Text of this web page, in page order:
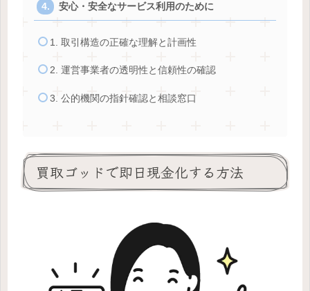
安心・安全なサービス利用のために
1. 取引構造の正確な理解と計画性
2. 運営事業者の透明性と信頼性の確認
3. 公的機関の指針確認と相談窓口
買取ゴッドで即日現金化する方法